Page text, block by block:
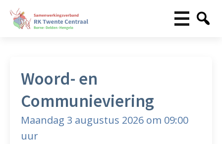
Woord- en
Communieviering
Maandag 3 augustus 2026 om 09:00
uur